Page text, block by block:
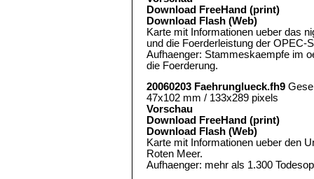
Download FreeHand (print)
Download Flash (Web)
Karte mit Informationen ueber das
und die Foerderleistung der OPEC-
Aufhaenger: Stammeskaempfe im
die Foerderung.
20060203 Faehrunglueck.fh9
47x102 mm / 133x289 pixels
Vorschau
Download FreeHand (print)
Download Flash (Web)
Karte mit Informationen ueber den
Roten Meer.
Aufhaenger: mehr als 1.300